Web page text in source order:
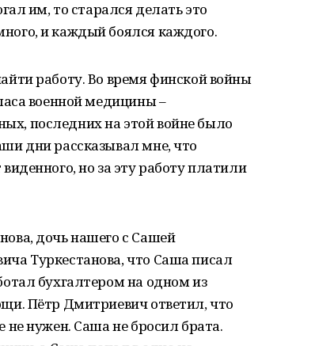
им, то старался делать это
и каждый боялся каждого.
работу. Во время финской войны
военной медицины –
последних на этой войне было
дни рассказывал мне, что
но за эту работу платили
дочь нашего с Сашей
Туркестанова, что Саша писал
бухгалтером на одном из
Пётр Дмитриевич ответил, что
нужен. Саша не бросил брата.